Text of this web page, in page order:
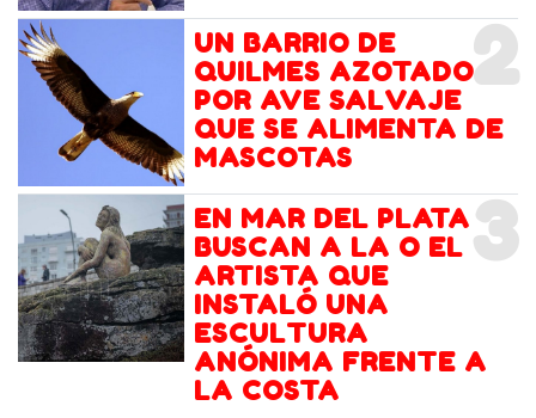
2
UN BARRIO DE
QUILMES AZOTADO
POR AVE SALVAJE
QUE SE ALIMENTA DE
MASCOTAS
3
EN MAR DEL PLATA
BUSCAN A LA O EL
ARTISTA QUE
INSTALÓ UNA
ESCULTURA
ANÓNIMA FRENTE A
LA COSTA